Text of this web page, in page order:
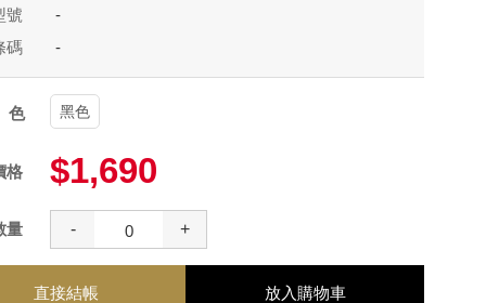
號
-
碼
-
色 黑色
格 $1,690
量 - +
直接結帳 放入購物車